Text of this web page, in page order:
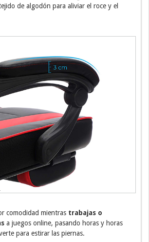
de algodón para aliviar el roce y el
comodidad mientras trabajas o
a juegos online, pasando horas y horas
para estirar las piernas.